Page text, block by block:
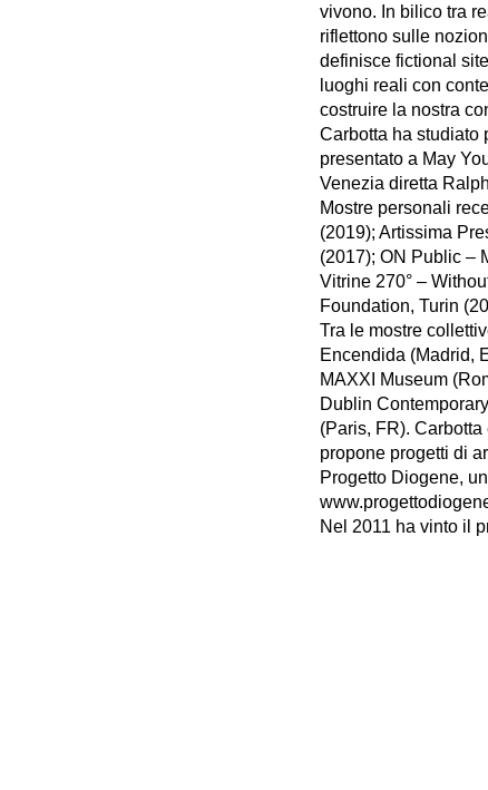
vivono. In bilico tra
riflettono sulle
definisce fictional
luoghi reali con
costruire la nostra
Carbotta ha studiato
presentato a May
Venezia diretta
Mostre personali
(2019); Artissima
(2017); ON Public –
Vitrine 270° –
Foundation, Turin
Tra le mostre
Encendida (Madrid,
MAXXI Museum
Dublin
(Paris, FR).
propone progetti di
Progetto Diogene,
Nel 2011 ha vinto il